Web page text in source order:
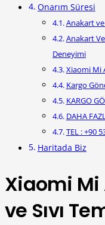
Onarım Süresi
Anakart ve
Anakart Ve
Deneyimi
Xiaomi Mi
Kargo
KARGO
DAHA
TEL : +90
Haritada Biz
Xiaomi Mi
ve Sıvı